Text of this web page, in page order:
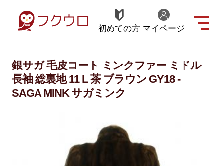
初めての方 マイページ
銀サガ 毛皮コート ミンクファー ミドル
長袖 総裏地 11 L 茶 ブラウン GY18 -
SAGA MINK サガミンク